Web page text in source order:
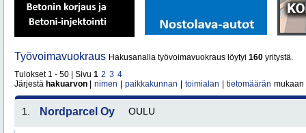
Työvoimavuokraus Hakusanalla työvoimavuokraus löytyi 160 yritystä.
Tulokset 1 - 50 | Sivu 1 2 3 4
Järjestä hakuarvon nimen paikkakunnan toimialan tietomäärän mukaan
1. Nordparcel Oy OULU